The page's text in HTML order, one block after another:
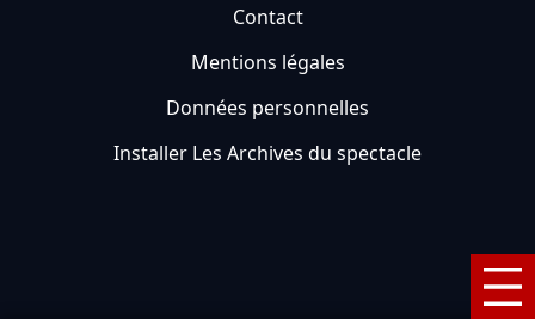
Contact
Mentions légales
Données personnelles
Installer Les Archives du spectacle